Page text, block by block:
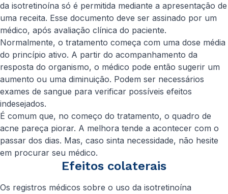
da isotretinoína só é permitida mediante a apresentação de
uma receita. Esse documento deve ser assinado por um
médico, após avaliação clínica do paciente.
Normalmente, o tratamento começa com uma dose média
do princípio ativo. A partir do acompanhamento da
resposta do organismo, o médico pode então sugerir um
aumento ou uma diminuição. Podem ser necessários
exames de sangue para verificar possíveis efeitos
indesejados.
É comum que, no começo do tratamento, o quadro de
acne pareça piorar. A melhora tende a acontecer com o
passar dos dias. Mas, caso sinta necessidade, não hesite
em procurar seu médico.
Efeitos colaterais
Os registros médicos sobre o uso da isotretinoína